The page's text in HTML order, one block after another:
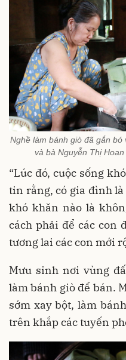
Nghề làm bánh giò đã gắn
và bà Nguyễn Thị
“Lúc đó, cuộc sống
tin rằng, có gia đình
khó khăn nào là
cách phải để các con
tương lai các con mới
Mưu sinh nơi vùng
làm bánh giò để bán.
sớm xay bột, làm
trên khắp các tuyến